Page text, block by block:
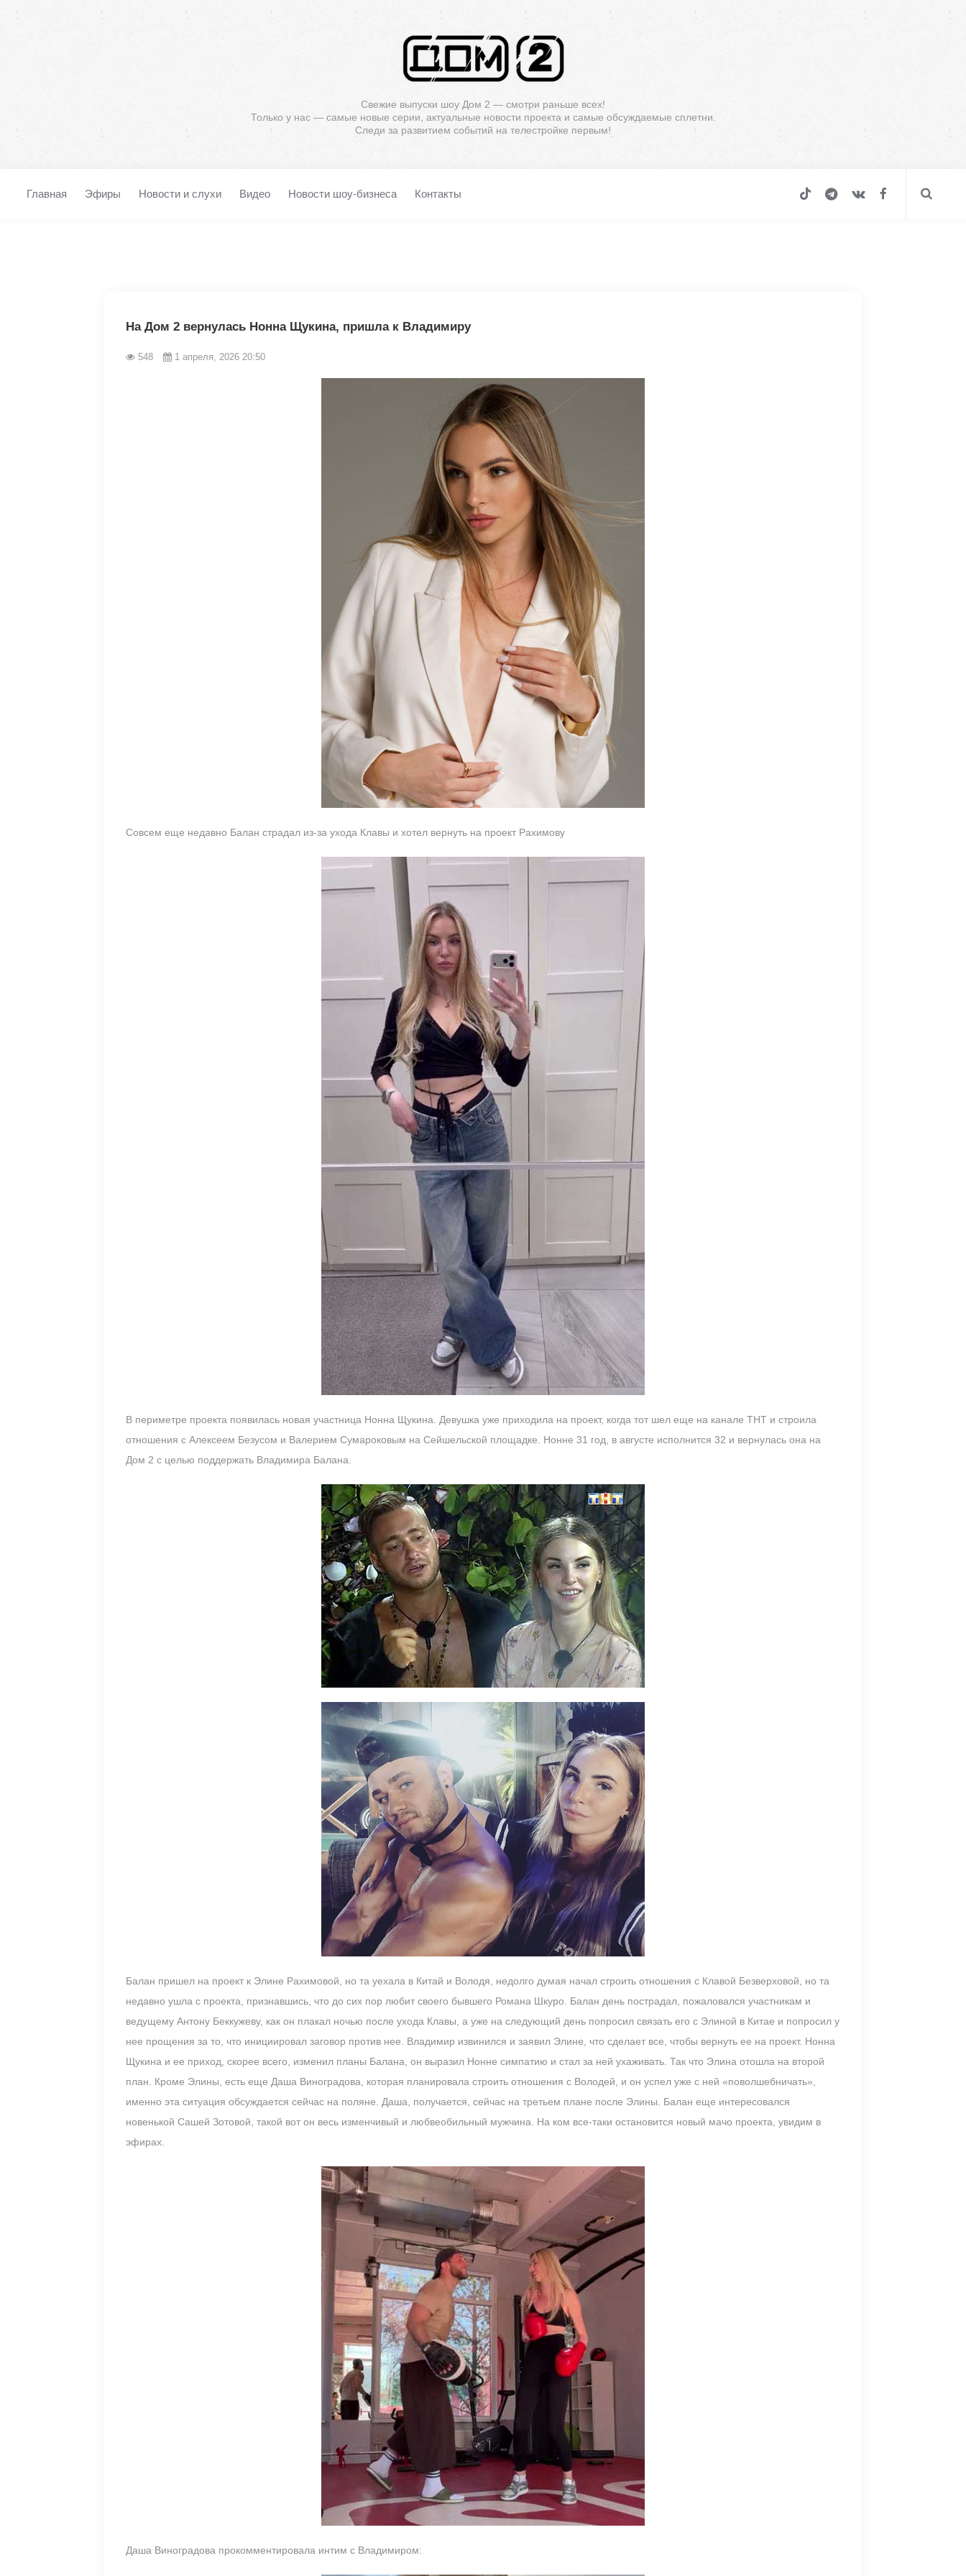
Свежие выпуски шоу Дом 2 — смотри раньше всех!
Только у нас — самые новые серии, актуальные новости проекта и самые обсуждаемые сплетни.
Следи за развитием событий на телестройке первым!
Главная Эфиры Новости и слухи Видео Новости шоу-бизнеса Контакты
На Дом 2 вернулась Нонна Щукина, пришла к Владимиру
548 1 апреля, 2026 20:50
Совсем еще недавно Балан страдал из-за ухода Клавы и хотел вернуть на проект Рахимову
В периметре проекта появилась новая участница Нонна Щукина. Девушка уже приходила на проект, когда тот шел еще на канале ТНТ и строила
отношения с Алексеем Безусом и Валерием Сумароковым на Сейшельской площадке. Нонне 31 год, в августе исполнится 32 и вернулась она на
Дом 2 с целью поддержать Владимира Балана.
Балан пришел на проект к Элине Рахимовой, но та уехала в Китай и Володя, недолго думая начал строить отношения с Клавой Безверховой, но та
недавно ушла с проекта, признавшись, что до сих пор любит своего бывшего Романа Шкуро. Балан день пострадал, пожаловался участникам и
ведущему Антону Беккужеву, как он плакал ночью после ухода Клавы, а уже на следующий день попросил связать его с Элиной в Китае и попросил у
нее прощения за то, что инициировал заговор против нее. Владимир извинился и заявил Элине, что сделает все, чтобы вернуть ее на проект. Нонна
Щукина и ее приход, скорее всего, изменил планы Балана, он выразил Нонне симпатию и стал за ней ухаживать. Так что Элина отошла на второй
план. Кроме Элины, есть еще Даша Виноградова, которая планировала строить отношения с Володей, и он успел уже с ней «поволшебничать»,
именно эта ситуация обсуждается сейчас на поляне. Даша, получается, сейчас на третьем плане после Элины. Балан еще интересовался
новенькой Сашей Зотовой, такой вот он весь изменчивый и любвеобильный мужчина. На ком все-таки остановится новый мачо проекта, увидим в
эфирах.
Даша Виноградова прокомментировала интим с Владимиром: